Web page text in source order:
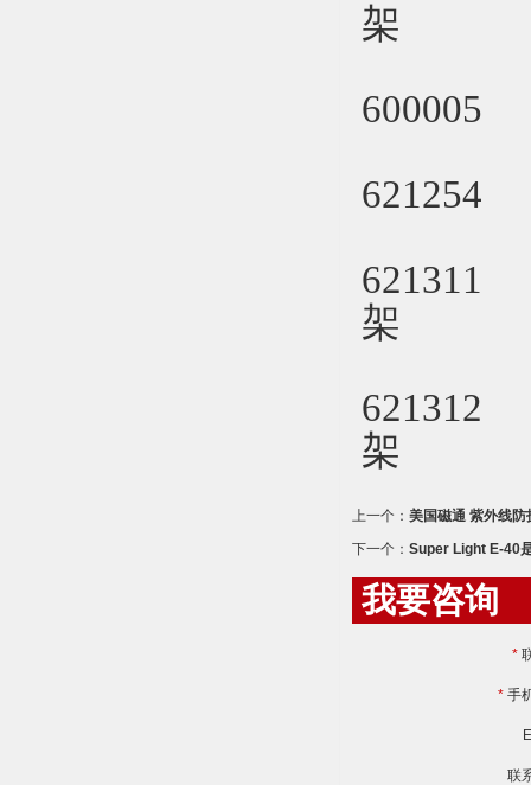
架
600005
621254
621311
架
621312
架
上一个： 美国磁通 紫外线防
下一个： Super Light E-40
我要咨询
*
* 手
联